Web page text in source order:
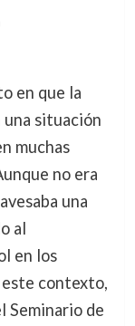
en que la
una situación
muchas
no era
una
al
en los
contexto,
Seminario de